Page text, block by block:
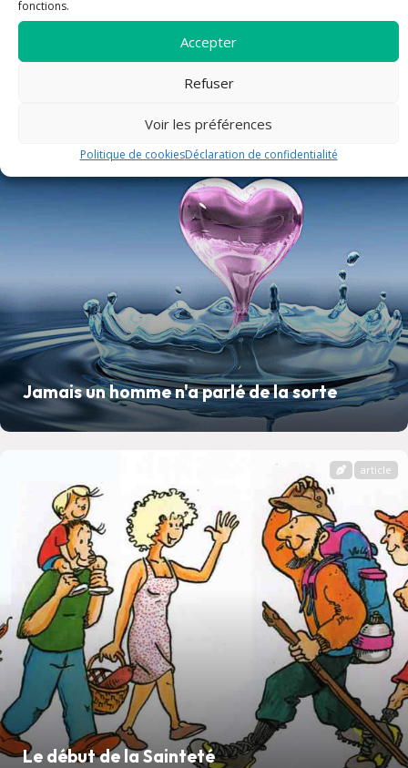
fonctions.
Accepter
Refuser
Voir les préférences
Politique de cookiesDéclaration de confidentialité
FETE DE SAINT LAURENT
Jamais un homme n'a parlé de la sorte
Le début de la Sainteté
article